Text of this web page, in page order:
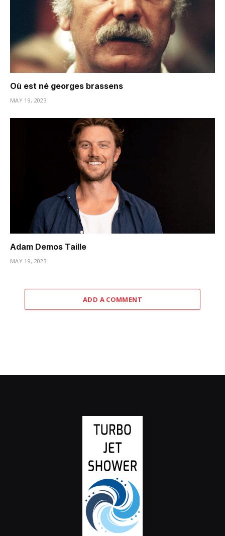
Où est né georges brassens
MAY 19, 2023
Adam Demos Taille
MAY 19, 2023
ADD A COMMENT